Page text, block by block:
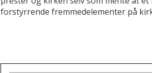
forstyrrende fremmedelementer på